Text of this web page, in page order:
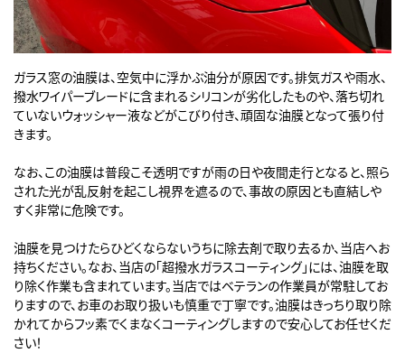
ガラス窓の油膜は、空気中に浮かぶ油分が原因です。排気ガスや雨水、
撥水ワイパーブレードに含まれるシリコンが劣化したものや、落ち切れ
ていないウォッシャー液などがこびり付き、頑固な油膜となって張り付
きます。
なお、この油膜は普段こそ透明ですが雨の日や夜間走行となると、照ら
された光が乱反射を起こし視界を遮るので、事故の原因とも直結しや
すく非常に危険です。
油膜を見つけたらひどくならないうちに除去剤で取り去るか、当店へお
持ちください。なお、当店の「超撥水ガラスコーティング」には、油膜を取
り除く作業も含まれています。当店ではベテランの作業員が常駐してお
りますので、お車のお取り扱いも慎重で丁寧です。油膜はきっちり取り除
かれてからフッ素でくまなくコーティングしますので安心してお任せくだ
さい！